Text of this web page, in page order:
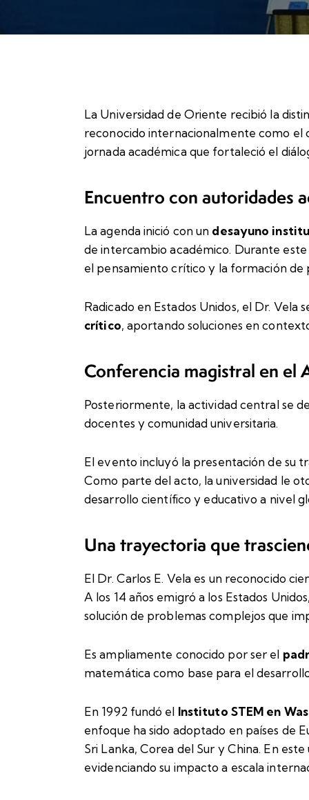
La Universidad de Oriente recibió la
reconocido internacionalmente como
jornada académica que fortaleció el
Encuentro con autoridades
La agenda inició con un desayuno
de intercambio académico. Durante
el pensamiento crítico y la formación de
Radicado en Estados Unidos, el Dr. Vela
crítico, aportando soluciones en
Conferencia magistral en el
Posteriormente, la actividad central se
docentes y comunidad universitaria.
El evento incluyó la presentación de su
Como parte del acto, la universidad le
desarrollo científico y educativo a nivel
Una trayectoria que
El Dr. Carlos E. Vela es un reconocido
A los 14 años emigró a los Estados
solución de problemas complejos que
Es ampliamente conocido por ser el
matemática como base para el
En 1992 fundó el Instituto STEM en
enfoque ha sido adoptado en países de
Sri Lanka, Corea del Sur y China. En
evidenciando su impacto a escala